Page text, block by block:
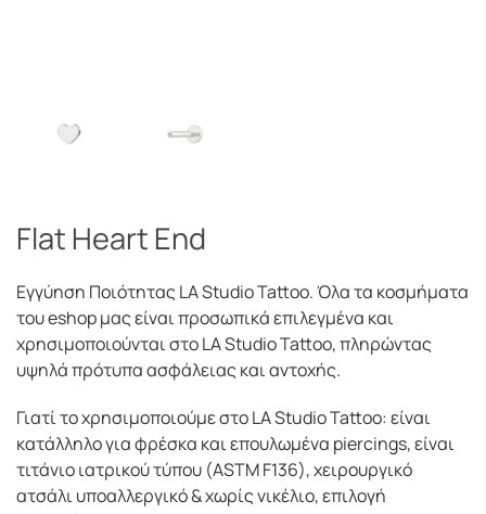
Flat Heart End
Εγγύηση Ποιότητας LA Studio Tattoo. Όλα τα κοσμήματα
του eshop μας είναι προσωπικά επιλεγμένα και
χρησιμοποιούνται στο LA Studio Tattoo, πληρώντας
υψηλά πρότυπα ασφάλειας και αντοχής.
Γιατί το χρησιμοποιούμε στο LA Studio Tattoo: είναι
κατάλληλο για φρέσκα και επουλωμένα piercings, είναι
τιτάνιο ιατρικού τύπου (ASTM F136), χειρουργικό
ατσάλι υποαλλεργικό & χωρίς νικέλιο, επιλογή